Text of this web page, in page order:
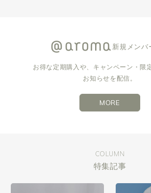
新規メンバ
お得な定期購入や、キャンペーン・限
お知らせを配信。
MORE
COLUMN
特集記事